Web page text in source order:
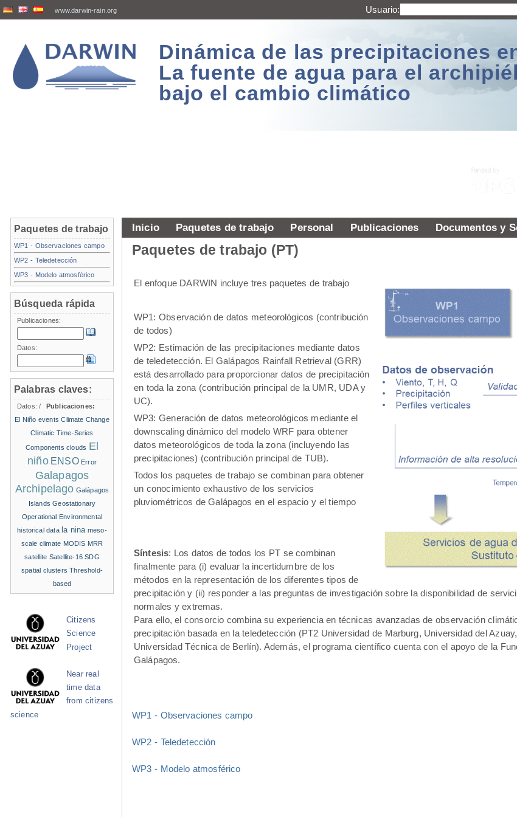
www.darwin-rain.org Usuario:
Dinámica de las precipitaciones
La fuente de agua para el
bajo el cambio climático
Inicio Paquetes de trabajo Personal Publicaciones Documentos y
Paquetes de trabajo (PT)
El enfoque DARWIN incluye tres paquetes de trabajo
WP1: Observación de datos meteorológicos (contribución
de todos)
WP2: Estimación de las precipitaciones mediante datos
de teledetección. El Galápagos Rainfall Retrieval (GRR)
está desarrollado para proporcionar datos de precipitación
en toda la zona (contribución principal de la UMR, UDA y
UC).
WP3: Generación de datos meteorológicos mediante el
downscaling dinámico del modelo WRF para obtener
datos meteorológicos de toda la zona (incluyendo las
precipitaciones) (contribución principal de TUB).
Todos los paquetes de trabajo se combinan para obtener
un conocimiento exhaustivo de los servicios
pluviométricos de Galápagos en el espacio y el tiempo
Síntesis: Los datos de todos los PT se combinan
finalmente para (i) evaluar la incertidumbre de los
métodos en la representación de los diferentes tipos de
precipitación y (ii) responder a las preguntas de investigación sobre la disponibilidad de
normales y extremas.
Para ello, el consorcio combina su experiencia en técnicas avanzadas de observación
precipitación basada en la teledetección (PT2 Universidad de Marburg, Universidad del
Universidad Técnica de Berlín). Además, el programa científico cuenta con el apoyo de la
Galápagos.
WP1 - Observaciones campo
WP2 - Teledetección
WP3 - Modelo atmosférico
Paquetes de trabajo
WP1 - Observaciones campo
WP2 - Teledetección
WP3 - Modelo atmosférico
Búsqueda rápida
Publicaciones:
Datos:
Palabras claves:
Datos:/
Publicaciones:
El Niño events Climate Change
Climatic Time-Series
Components clouds El
niño ENSO Error
Galapagos
Archipelago Galápagos
Islands Geostationary
Operational Environmental
historical data la nina meso-
scale climate MODIS MRR
satellite Satellite-16 SDG
spatial clusters Threshold-
based
Citizens
Science
Project
Near real
time data
from citizens
science